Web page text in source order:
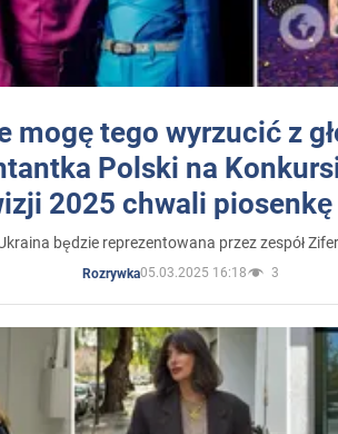
mogę tego wyrzucić z
Polski na
2025 chwali
będzie reprezentowana przez zespół
Rozrywka05.03.2025 16:18 3